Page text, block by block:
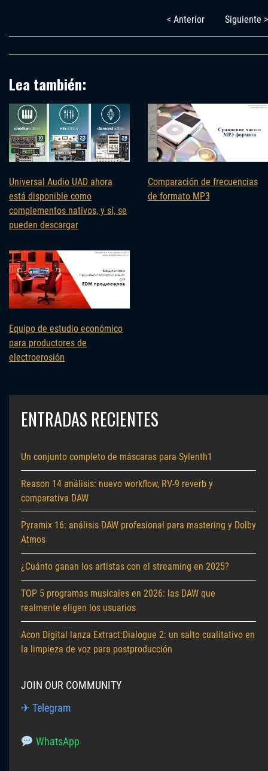
< Anterior Siguiente >
Lea también:
Universal Audio UAD ahora
está disponible como
complementos nativos, y sí, se
pueden descargar
Comparación de frecuencias
de formato MP3
Equipo de estudio económico
para productores de
electroerosión
ENTRADAS RECIENTES
Un conjunto completo de máscaras para Sylenth1
Reason 14 análisis: nuevo workflow, RV-9 reverb y
comparativa DAW
Pyramix 16: análisis DAW profesional para mastering y Dolby
Atmos
¿Cuánto ganan los artistas con el streaming en 2025?
TOP 5 programas musicales en 2026: las DAW que
realmente eligen los usuarios
Acon Digital lanza Extract:Dialogue 2: un salto cualitativo en
la limpieza de voz para postproducción
JOIN OUR COMMUNITY
✈ Telegram
WhatsApp